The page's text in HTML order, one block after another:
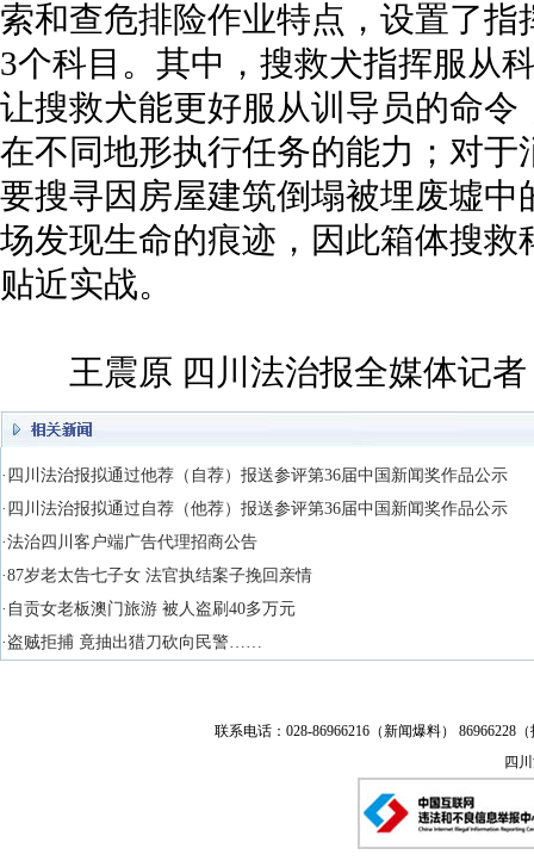
索和查危排险作业特点，设置了
3个科目。其中，搜救犬指挥服从
让搜救犬能更好服从训导员的命
在不同地形执行任务的能力；对
要搜寻因房屋建筑倒塌被埋废墟
场发现生命的痕迹，因此箱体搜
贴近实战。
王震原 四川法治报全媒体记者
·四川法治报拟通过他荐（自荐）报送参评第36届中国新闻奖作品公示
·四川法治报拟通过自荐（他荐）报送参评第36届中国新闻奖作品公示
·法治四川客户端广告代理招商公告
·87岁老太告七子女 法官执结案子挽回亲情
·自贡女老板澳门旅游 被人盗刷40多万元
·盗贼拒捕 竟抽出猎刀砍向民警……
联系电话：028-86966216（新闻爆料） 86966228
四